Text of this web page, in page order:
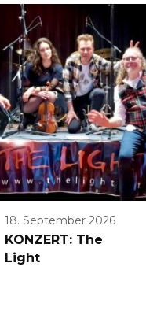
18. September 2026
KONZERT: The
Light